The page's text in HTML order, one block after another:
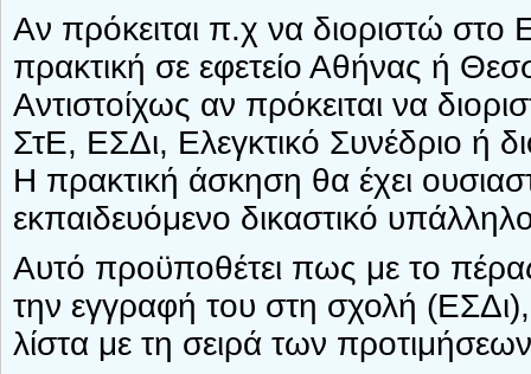
Αν πρόκειται π.χ να διοριστώ στο
πρακτική σε εφετείο Αθήνας ή
Αντιστοίχως αν πρόκειται να
ΣτΕ, ΕΣΔι, Ελεγκτικό Συνέδριο ή
Η πρακτική άσκηση θα έχει
εκπαιδευόμενο δικαστικό
Αυτό προϋποθέτει πως με το
την εγγραφή του στη σχολή
λίστα με τη σειρά των